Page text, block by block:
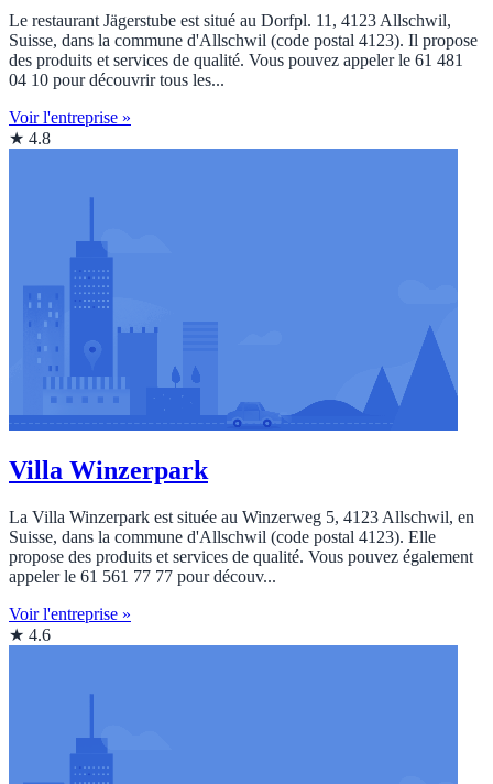
Le restaurant Jägerstube est situé au Dorfpl. 11, 4123 Allschwil,
Suisse, dans la commune d'Allschwil (code postal 4123). Il propose
des produits et services de qualité. Vous pouvez appeler le 61 481
04 10 pour découvrir tous les...
Voir l'entreprise »
★ 4.8
Villa Winzerpark
La Villa Winzerpark est située au Winzerweg 5, 4123 Allschwil, en
Suisse, dans la commune d'Allschwil (code postal 4123). Elle
propose des produits et services de qualité. Vous pouvez également
appeler le 61 561 77 77 pour découv...
Voir l'entreprise »
★ 4.6